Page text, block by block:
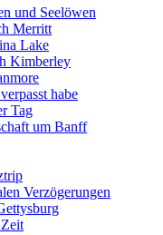
und Seelöwen
Merritt
Lake
Kimberley
habe
Tag
um Banff
Verzögerungen